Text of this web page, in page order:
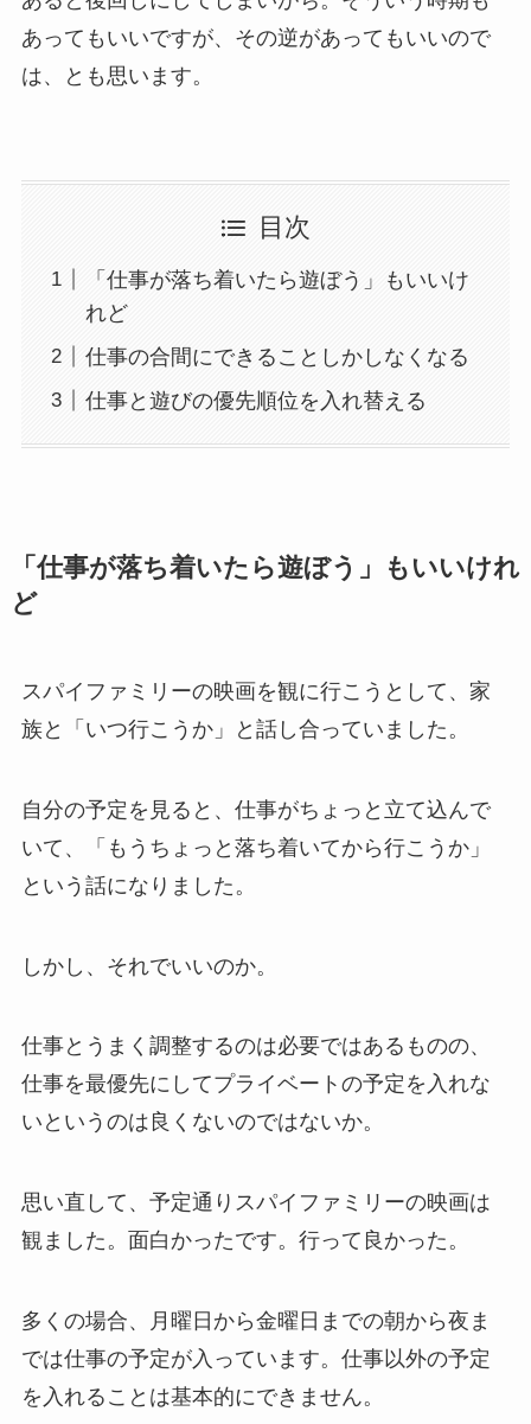
あってもいいですが、その逆があってもいいので
は、とも思います。
目次
「仕事が落ち着いたら遊ぼう」もいいけ
れど
仕事の合間にできることしかしなくなる
仕事と遊びの優先順位を入れ替える
「仕事が落ち着いたら遊ぼう」もいいけれ
ど
スパイファミリーの映画を観に行こうとして、家
族と「いつ行こうか」と話し合っていました。
自分の予定を見ると、仕事がちょっと立て込んで
いて、「もうちょっと落ち着いてから行こうか」
という話になりました。
しかし、それでいいのか。
仕事とうまく調整するのは必要ではあるものの、
仕事を最優先にしてプライベートの予定を入れな
いというのは良くないのではないか。
思い直して、予定通りスパイファミリーの映画は
観ました。面白かったです。行って良かった。
多くの場合、月曜日から金曜日までの朝から夜ま
では仕事の予定が入っています。仕事以外の予定
を入れることは基本的にできません。